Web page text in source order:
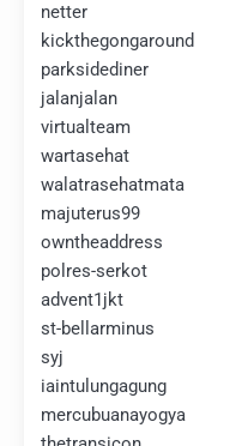
netter
kickthegongaround
parksidediner
jalanjalan
virtualteam
wartasehat
walatrasehatmata
majuterus99
owntheaddress
polres-serkot
advent1jkt
st-bellarminus
syj
iaintulungagung
mercubuanayogya